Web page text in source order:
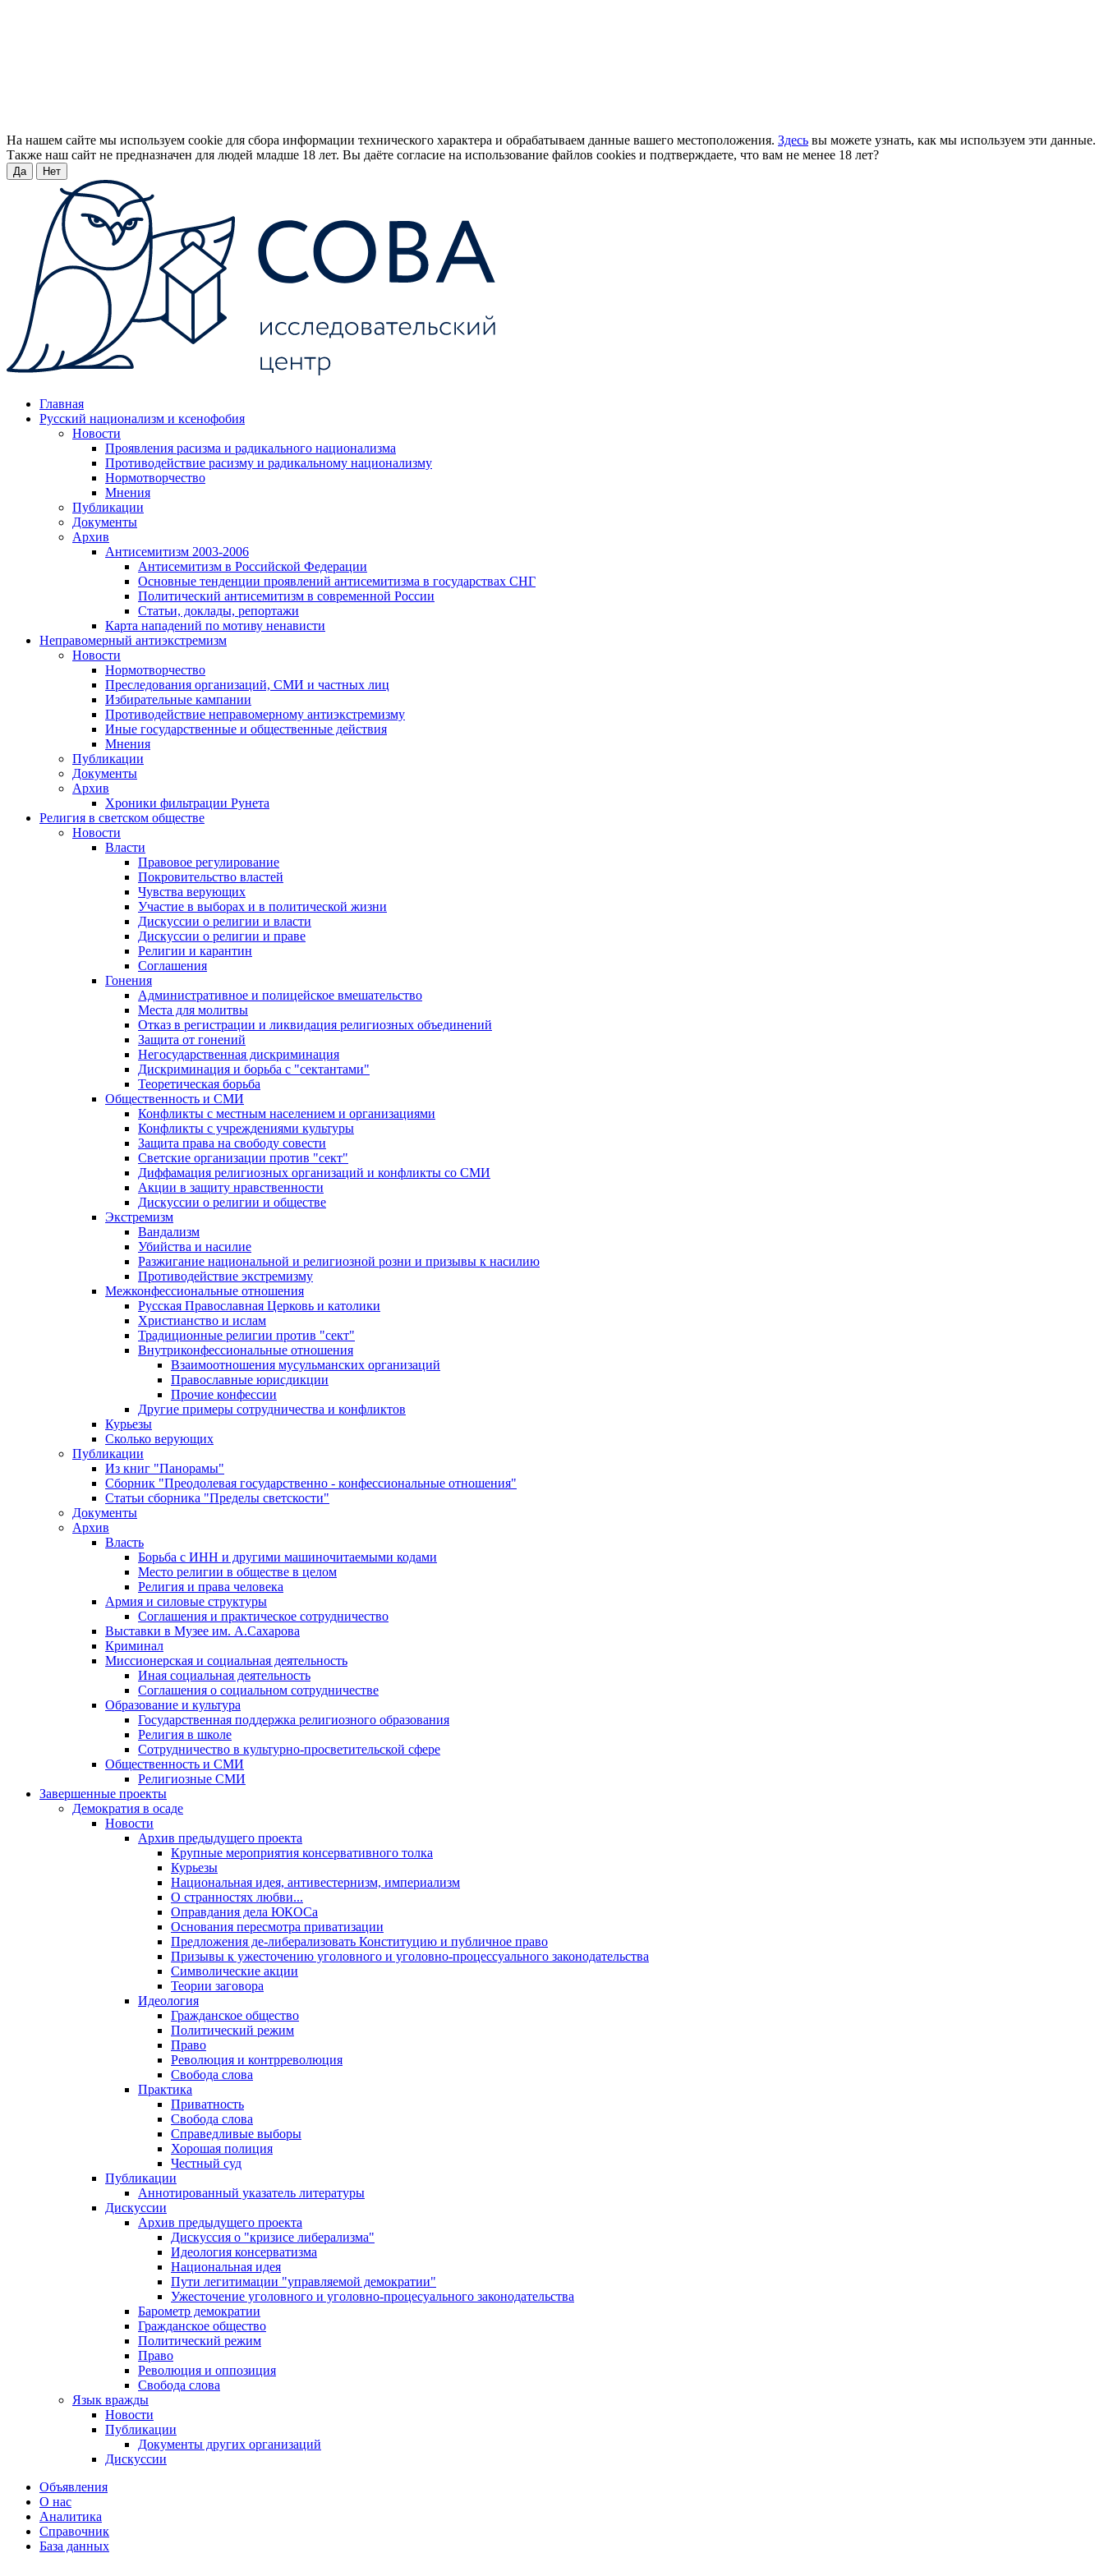
На нашем сайте мы используем cookie для сбора информации технического характера и обрабатываем данные вашего местоположения. Здесь вы можете узнать, как мы используем эти данные.
Также наш сайт не предназначен для людей младше 18 лет. Вы даёте согласие на использование файлов cookies и подтверждаете, что вам не менее 18 лет?
Да Нет
Главная
Русский национализм и ксенофобия
Новости
Проявления расизма и радикального национализма
Противодействие расизму и радикальному национализму
Нормотворчество
Мнения
Публикации
Документы
Архив
Антисемитизм 2003-2006
Антисемитизм в Российской Федерации
Основные тенденции проявлений антисемитизма в государствах СНГ
Политический антисемитизм в современной России
Статьи, доклады, репортажи
Карта нападений по мотиву ненависти
Неправомерный антиэкстремизм
Новости
Нормотворчество
Преследования организаций, СМИ и частных лиц
Избирательные кампании
Противодействие неправомерному антиэкстремизму
Иные государственные и общественные действия
Мнения
Публикации
Документы
Архив
Хроники фильтрации Рунета
Религия в светском обществе
Новости
Власти
Правовое регулирование
Покровительство властей
Чувства верующих
Участие в выборах и в политической жизни
Дискуссии о религии и власти
Дискуссии о религии и праве
Религии и карантин
Соглашения
Гонения
Административное и полицейское вмешательство
Места для молитвы
Отказ в регистрации и ликвидация религиозных объединений
Защита от гонений
Негосударственная дискриминация
Дискриминация и борьба с "сектантами"
Теоретическая борьба
Общественность и СМИ
Конфликты с местным населением и организациями
Конфликты с учреждениями культуры
Защита права на свободу совести
Светские организации против "сект"
Диффамация религиозных организаций и конфликты со СМИ
Акции в защиту нравственности
Дискуссии о религии и обществе
Экстремизм
Вандализм
Убийства и насилие
Разжигание национальной и религиозной розни и призывы к насилию
Противодействие экстремизму
Межконфессиональные отношения
Русская Православная Церковь и католики
Христианство и ислам
Традиционные религии против "сект"
Внутриконфессиональные отношения
Взаимоотношения мусульманских организаций
Православные юрисдикции
Прочие конфессии
Другие примеры сотрудничества и конфликтов
Курьезы
Сколько верующих
Публикации
Из книг "Панорамы"
Сборник "Преодолевая государственно - конфессиональные отношения"
Статьи сборника "Пределы светскости"
Документы
Архив
Власть
Борьба с ИНН и другими машиночитаемыми кодами
Место религии в обществе в целом
Религия и права человека
Армия и силовые структуры
Соглашения и практическое сотрудничество
Выставки в Музее им. А.Сахарова
Криминал
Миссионерская и социальная деятельность
Иная социальная деятельность
Соглашения о социальном сотрудничестве
Образование и культура
Государственная поддержка религиозного образования
Религия в школе
Сотрудничество в культурно-просветительской сфере
Общественность и СМИ
Религиозные СМИ
Завершенные проекты
Демократия в осаде
Новости
Архив предыдущего проекта
Крупные мероприятия консервативного толка
Курьезы
Национальная идея, антивестернизм, империализм
О странностях любви...
Оправдания дела ЮКОСа
Основания пересмотра приватизации
Предложения де-либерализовать Конституцию и публичное право
Призывы к ужесточению уголовного и уголовно-процессуального законодательства
Символические акции
Теории заговора
Идеология
Гражданское общество
Политический режим
Право
Революция и контрреволюция
Свобода слова
Практика
Приватность
Свобода слова
Справедливые выборы
Хорошая полиция
Честный суд
Публикации
Аннотированный указатель литературы
Дискуссии
Архив предыдущего проекта
Дискуссия о "кризисе либерализма"
Идеология консерватизма
Национальная идея
Пути легитимации "управляемой демократии"
Ужесточение уголовного и уголовно-процесуального законодательства
Барометр демократии
Гражданское общество
Политический режим
Право
Революция и оппозиция
Свобода слова
Язык вражды
Новости
Публикации
Документы других организаций
Дискуссии
Объявления
О нас
Аналитика
Справочник
База данных